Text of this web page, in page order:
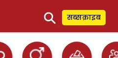
⚲ सब्सक्राइब